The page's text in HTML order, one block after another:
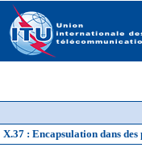
X.37 : Encapsulation dans